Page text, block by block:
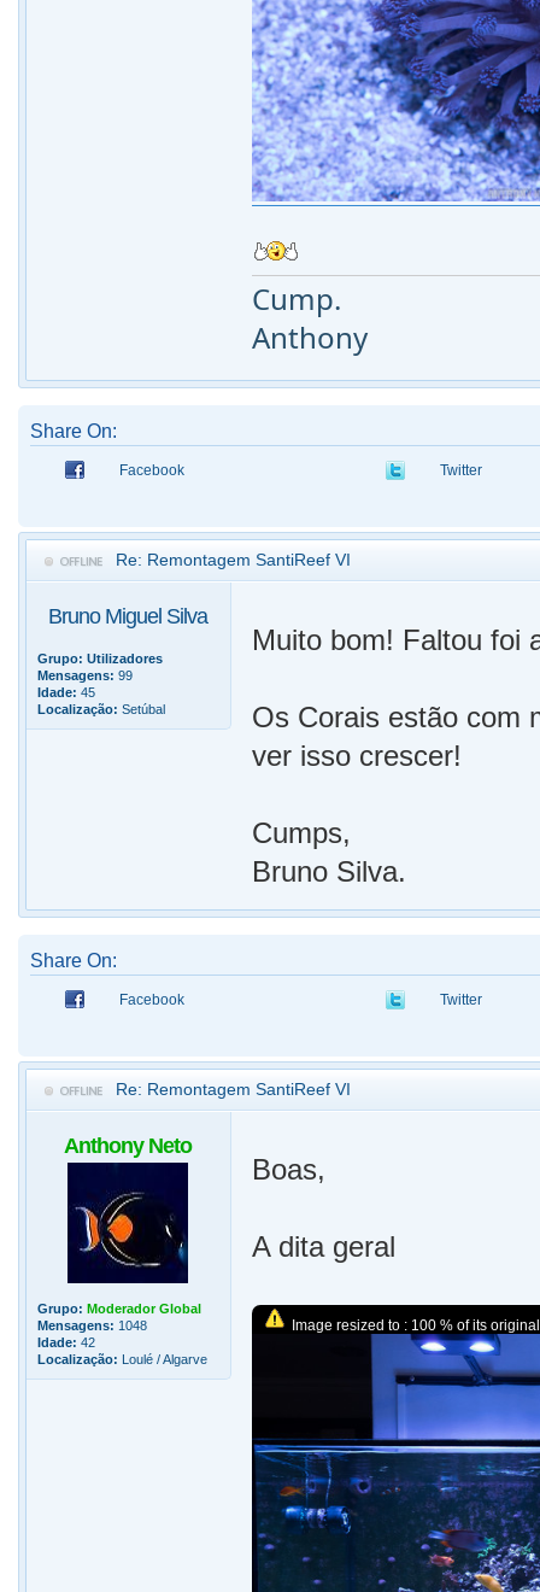
Cump.
Anthony
Share On:
Facebook Twitter
Re: Remontagem SantiReef VI
Bruno Miguel Silva
Grupo: Utilizadores
Mensagens: 99
Idade: 45
Localização: Setúbal
Muito bom! Faltou foi
Os Corais estão com
ver isso crescer!
Cumps,
Bruno Silva.
Share On:
Facebook Twitter
Re: Remontagem SantiReef VI
Anthony Neto
Grupo: Moderador Global
Mensagens: 1048
Idade: 42
Localização: Loulé / Algarve
Boas,
A dita geral
Image resized to : 100 % of its